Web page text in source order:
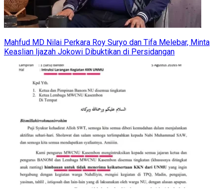
Mahfud MD Nilai Perkara Roy Suryo dan Tifa Melebar, Minta
Keaslian Ijazah Jokowi Dibuktikan di Persidangan